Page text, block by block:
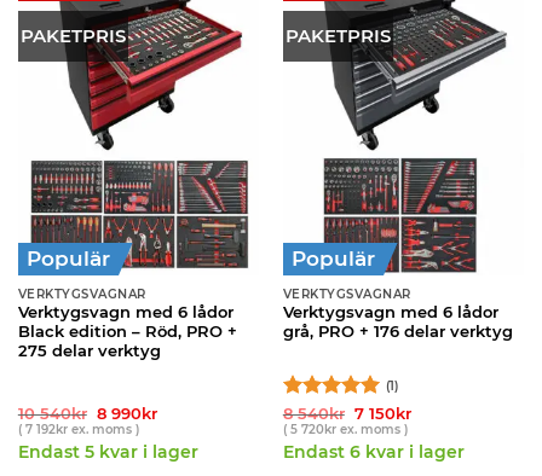
PAKETPRIS
Populär
VERKTYGSVAGNAR
Verktygsvagn med 6 lådor
Black edition – Röd, PRO +
275 delar verktyg
10 540kr Det
ursprungliga
priset
var:
8 990krDet
priset
är:
( 7 192krex. moms )
Endast 5 kvar i lager
PAKETPRIS
Populär
VERKTYGSVAGNAR
Verktygsvagn med 6 lådor
grå, PRO + 176 delar verktyg
Betygsatt5
av 5
(1)
8 540kr Det
ursprungliga
priset
var:
7 150krDet
priset
är:
( 5 720krex. moms )
Endast 6 kvar i lager